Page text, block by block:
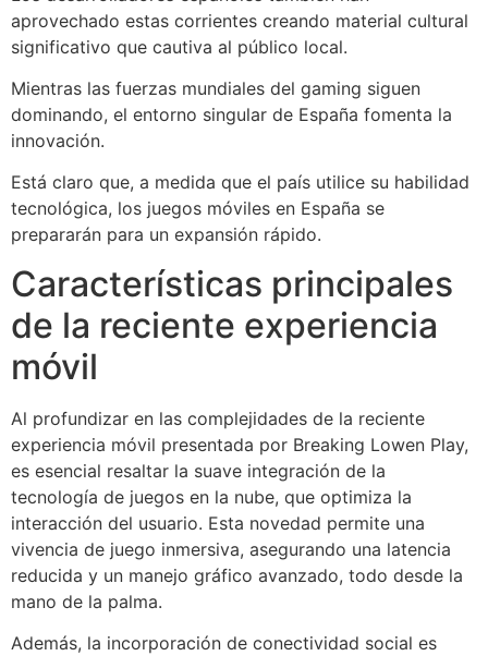
aprovechado estas corrientes creando material cultural
significativo que cautiva al público local.
Mientras las fuerzas mundiales del gaming siguen
dominando, el entorno singular de España fomenta la
innovación.
Está claro que, a medida que el país utilice su habilidad
tecnológica, los juegos móviles en España se
prepararán para un expansión rápido.
Características principales
de la reciente experiencia
móvil
Al profundizar en las complejidades de la reciente
experiencia móvil presentada por Breaking Lowen Play,
es esencial resaltar la suave integración de la
tecnología de juegos en la nube, que optimiza la
interacción del usuario. Esta novedad permite una
vivencia de juego inmersiva, asegurando una latencia
reducida y un manejo gráfico avanzado, todo desde la
mano de la palma.
Además, la incorporación de conectividad social es